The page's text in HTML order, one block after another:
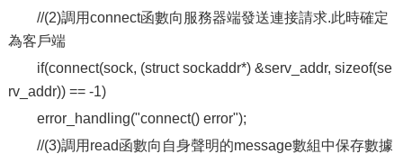
//(2)調用connect函數向服務器端發送連接請求.此時確定
為客戶端
if(connect(sock, (struct sockaddr*) &serv_addr, sizeof(se
rv_addr)) == -1)
error_handling("connect() error");
//(3)調用read函數向自身聲明的message數組中保存數據